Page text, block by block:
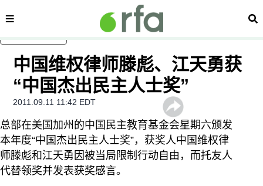
内容分类 搜
中国维权律师滕彪、江天勇获
“中国杰出民主人士奖”
2011.09.11 11:42 EDT
总部在美国加州的中国民主教育基金会星期六颁发
本年度“中国杰出民主人士奖”，获奖人中国维权律
师滕彪和江天勇因被当局限制行动自由，而托友人
代替领奖并发表获奖感言。